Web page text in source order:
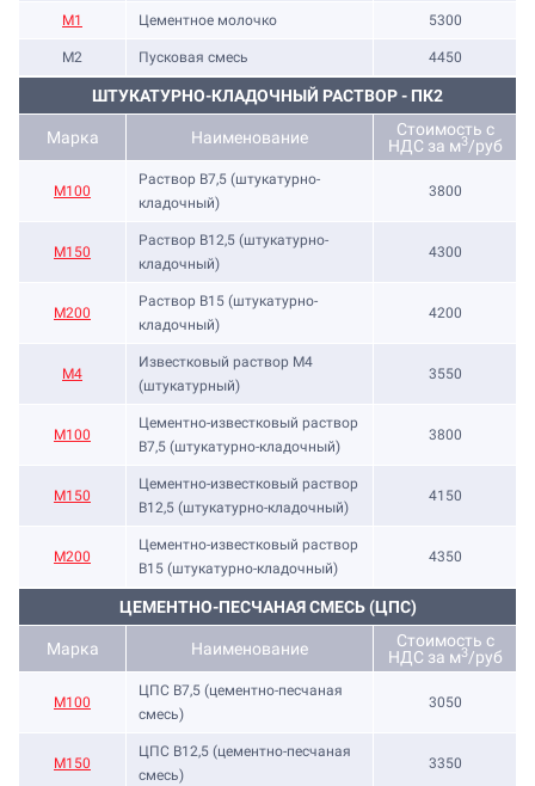
М1 Цементное молочко 5300
М2 Пусковая смесь 4450
ШТУКАТУРНО-КЛАДОЧНЫЙ РАСТВОР - ПК2
Марка Наименование
Стоимость с
НДС за м3/руб
М100
Раствор B7,5 (штукатурно-
кладочный)
3800
М150
Раствор B12,5 (штукатурно-
кладочный)
4300
М200
Раствор B15 (штукатурно-
кладочный)
4200
М4
Известковый раствор М4
(штукатурный)
3550
М100
Цементно-известковый раствор
B7,5 (штукатурно-кладочный)
3800
М150
Цементно-известковый раствор
B12,5 (штукатурно-кладочный)
4150
М200
Цементно-известковый раствор
B15 (штукатурно-кладочный)
4350
ЦЕМЕНТНО-ПЕСЧАНАЯ СМЕСЬ (ЦПС)
Марка Наименование
Стоимость с
НДС за м3/руб
М100
ЦПС В7,5 (цементно-песчаная
смесь)
3050
М150
ЦПС В12,5 (цементно-песчаная
смесь)
3350